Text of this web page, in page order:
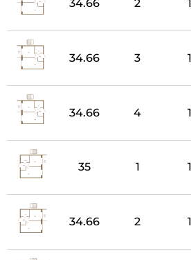
34.66 2
34.66 3
34.66 4
35 1
34.66 2